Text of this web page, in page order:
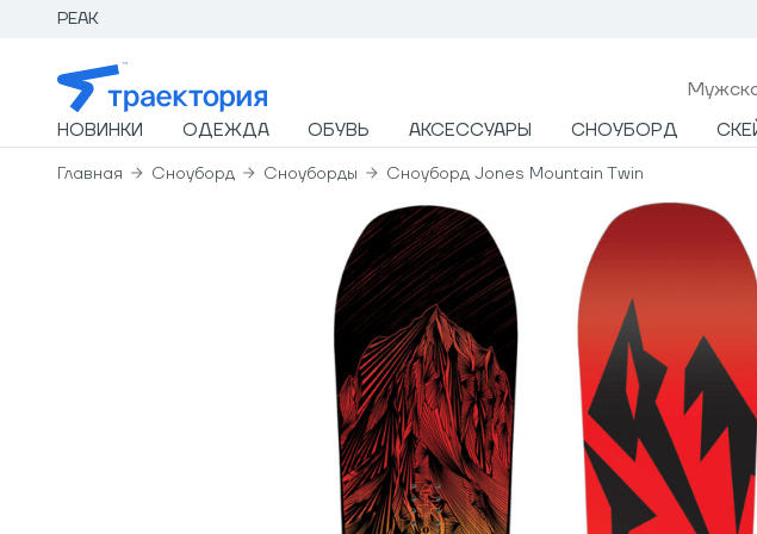
PEAK
НОВИНКИ ОДЕЖДА ОБУВЬ АКСЕССУАРЫ СНОУБОРД
Главная Сноуборд Сноуборды Сноуборд Jones Mountain Twin